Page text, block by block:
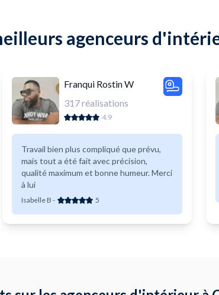
agenceurs
Franqui Rostin W
317réalisations
4.9
Travail bien plus compliqué que prévu,
mais tout a été fait avec précision,
qualité maximum et bonne humeur. Merci
à lui
Isabelle B - 5